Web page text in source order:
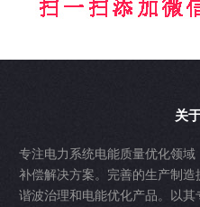
关
专注电力系统电能质量优化领
补偿解决方案。完善的生产制
谐波治理和电能优化产品。以其